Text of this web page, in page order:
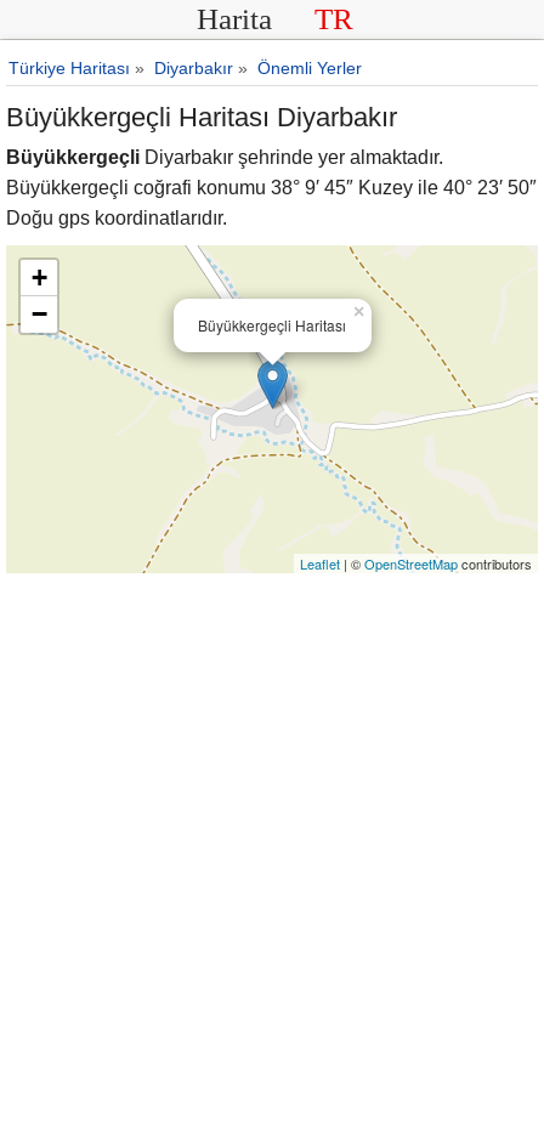
Harita TR
Türkiye Haritası » Diyarbakır » Önemli Yerler
Büyükkergeçli Haritası Diyarbakır
Büyükkergeçli Diyarbakır şehrinde yer almaktadır.
Büyükkergeçli coğrafi konumu 38° 9′ 45″ Kuzey ile 40° 23′ 50″
Doğu gps koordinatlarıdır.
Büyükkergeçli Haritası
×
+
−
Leaflet | ©OpenStreetMapcontributors